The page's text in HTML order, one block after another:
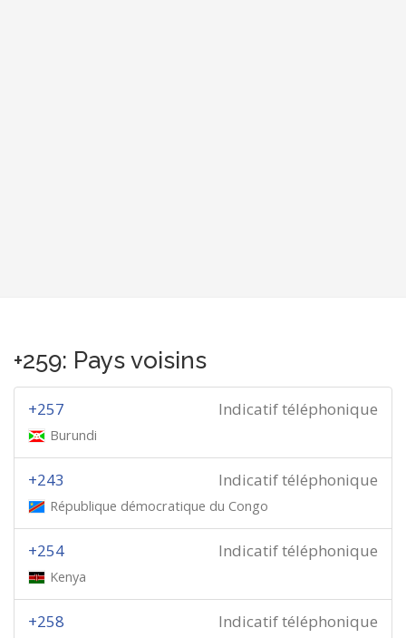
+259: Pays voisins
Indicatif téléphonique
+257
Burundi
Indicatif téléphonique
+243
République démocratique du Congo
Indicatif téléphonique
+254
Kenya
Indicatif téléphonique
+258